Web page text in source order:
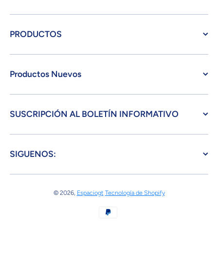
PRODUCTOS
Productos Nuevos
SUSCRIPCIÓN AL BOLETÍN INFORMATIVO
SIGUENOS:
© 2026, Espaciogt Tecnología de Shopify